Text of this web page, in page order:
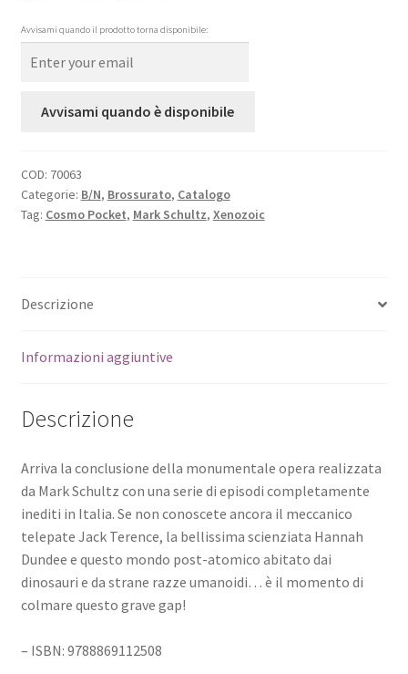
Avvisami quando il prodotto torna disponibile:
Avvisami quando è disponibile
COD: 70063
Categorie: B/N, Brossurato, Catalogo
Tag: Cosmo Pocket, Mark Schultz, Xenozoic
Descrizione
Informazioni aggiuntive
Descrizione
Arriva la conclusione della monumentale opera realizzata
da Mark Schultz con una serie di episodi completamente
inediti in Italia. Se non conoscete ancora il meccanico
telepate Jack Terence, la bellissima scienziata Hannah
Dundee e questo mondo post-atomico abitato dai
dinosauri e da strane razze umanoidi… è il momento di
colmare questo grave gap!
– ISBN: 9788869112508